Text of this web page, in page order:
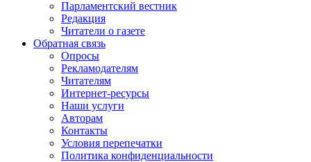
Парламентский вестник
Редакция
Читатели о газете
Обратная связь
Опросы
Рекламодателям
Читателям
Интернет-ресурсы
Наши услуги
Авторам
Контакты
Условия перепечатки
Политика конфиденциальности